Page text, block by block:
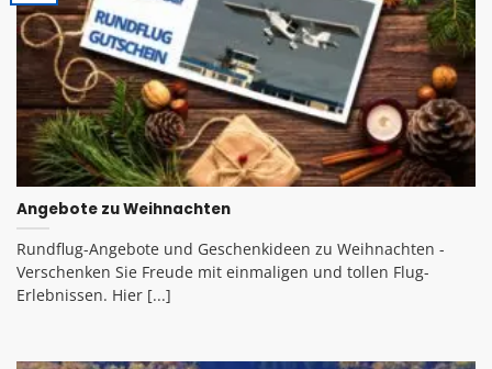
Angebote zu Weihnachten
Rundflug-Angebote und Geschenkideen zu Weihnachten -
Verschenken Sie Freude mit einmaligen und tollen Flug-
Erlebnissen. Hier [...]